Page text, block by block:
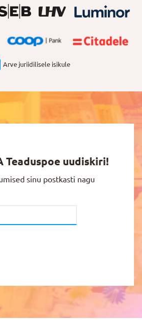
Arve juriidilisele isikule
Teaduspoe uudiskiri!
sinu postkasti nagu